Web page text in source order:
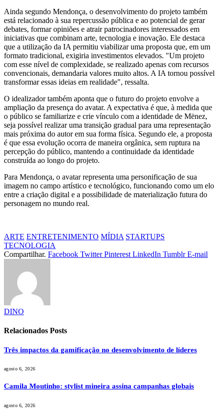
Ainda segundo Mendonça, o desenvolvimento do projeto também
está relacionado à sua repercussão pública e ao potencial de gerar
debates, formar opiniões e atrair patrocinadores interessados em
iniciativas que combinam arte, tecnologia e inovação. Ele destaca
que a utilização da IA permitiu viabilizar uma proposta que, em um
formato tradicional, exigiria investimentos elevados. "Um projeto
com esse nível de complexidade, se realizado apenas com recursos
convencionais, demandaria valores muito altos. A IA tornou possível
transformar essas ideias em realidade", ressalta.
O idealizador também aponta que o futuro do projeto envolve a
ampliação da presença do avatar. A expectativa é que, à medida que
o público se familiarize e crie vínculo com a identidade de Mënez,
seja possível realizar uma transição gradual para uma representação
mais próxima do autor em sua forma física. Segundo ele, a proposta
é que essa evolução ocorra de maneira orgânica, sem ruptura na
percepção do público, mantendo a continuidade da identidade
construída ao longo do projeto.
Para Mendonça, o avatar representa uma personificação de sua
imagem no campo artístico e tecnológico, funcionando como um elo
entre a criação digital e a possibilidade de materialização futura do
personagem no mundo real.
ARTE ENTRETENIMENTO MÍDIA STARTUPS
TECNOLOGIA
Compartilhar. Facebook Twitter Pinterest LinkedIn Tumblr E-mail
DINO
Relacionados Posts
Três impactos da gamificação no desenvolvimento de líderes
agosto 6, 2026
Camila Moutinho: stylist mineira assina campanhas globais
agosto 6, 2026